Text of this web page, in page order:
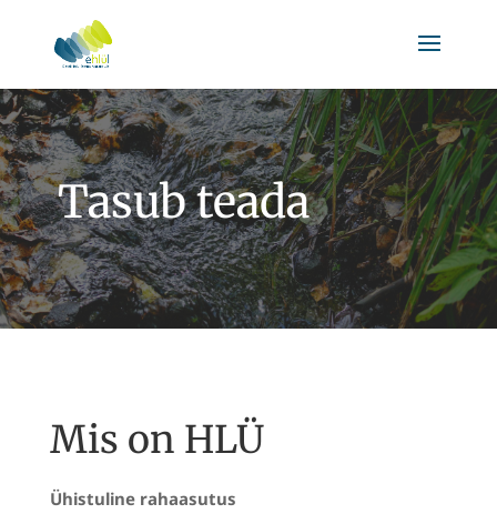
Tasub teada
Mis on HLÜ
Ühistuline rahaasutus